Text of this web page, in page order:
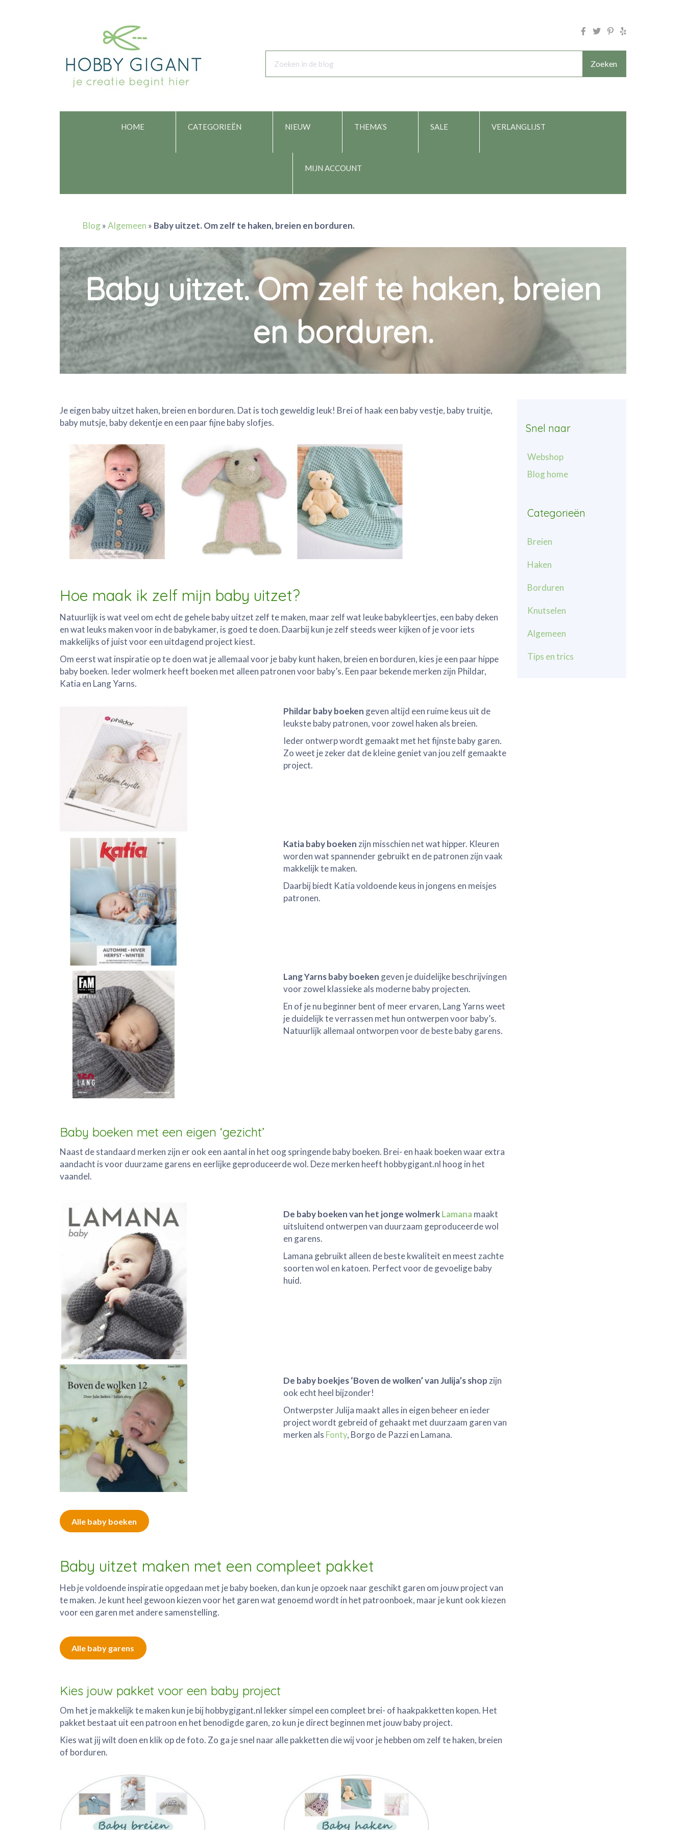
Zoeken
HOME CATEGORIEËN NIEUW THEMA’S SALE VERLANGLIJST
MIJN ACCOUNT
Blog»Algemeen » Baby uitzet. Om zelf te haken, breien en borduren.
Baby uitzet. Om zelf te haken, breien
en borduren.
Je eigen baby uitzet haken, breien en borduren. Dat is toch geweldig leuk! Brei of haak een baby vestje, baby truitje,
baby mutsje, baby dekentje en een paar fijne baby slofjes.
Hoe maak ik zelf mijn baby uitzet?
Natuurlijk is wat veel om echt de gehele baby uitzet zelf te maken, maar zelf wat leuke babykleertjes, een baby deken
en wat leuks maken voor in de babykamer, is goed te doen. Daarbij kun je zelf steeds weer kijken of je voor iets
makkelijks of juist voor een uitdagend project kiest.
Om eerst wat inspiratie op te doen wat je allemaal voor je baby kunt haken, breien en borduren, kies je een paar hippe
baby boeken. Ieder wolmerk heeft boeken met alleen patronen voor baby’s. Een paar bekende merken zijn Phildar,
Katia en Lang Yarns.
Phildar baby boeken geven altijd een ruime keus uit de
leukste baby patronen, voor zowel haken als breien.
Ieder ontwerp wordt gemaakt met het fijnste baby garen.
Zo weet je zeker dat de kleine geniet van jou zelf gemaakte
project.
Katia baby boeken zijn misschien net wat hipper. Kleuren
worden wat spannender gebruikt en de patronen zijn vaak
makkelijk te maken.
Daarbij biedt Katia voldoende keus in jongens en meisjes
patronen.
Lang Yarns baby boeken geven je duidelijke beschrijvingen
voor zowel klassieke als moderne baby projecten.
En of je nu beginner bent of meer ervaren, Lang Yarns weet
je duidelijk te verrassen met hun ontwerpen voor baby’s.
Natuurlijk allemaal ontworpen voor de beste baby garens.
Baby boeken met een eigen ‘gezicht’
Naast de standaard merken zijn er ook een aantal in het oog springende baby boeken. Brei- en haak boeken waar extra
aandacht is voor duurzame garens en eerlijke geproduceerde wol. Deze merken heeft hobbygigant.nl hoog in het
vaandel.
De baby boeken van het jonge wolmerkLamana maakt
uitsluitend ontwerpen van duurzaam geproduceerde wol
en garens.
Lamana gebruikt alleen de beste kwaliteit en meest zachte
soorten wol en katoen. Perfect voor de gevoelige baby
huid.
De baby boekjes ‘Boven de wolken’ van Julija’s shop zijn
ook echt heel bijzonder!
Ontwerpster Julija maakt alles in eigen beheer en ieder
project wordt gebreid of gehaakt met duurzaam garen van
merken als Fonty, Borgo de Pazzi en Lamana.
Alle baby boeken
Baby uitzet maken met een compleet pakket
Heb je voldoende inspiratie opgedaan met je baby boeken, dan kun je opzoek naar geschikt garen om jouw project van
te maken. Je kunt heel gewoon kiezen voor het garen wat genoemd wordt in het patroonboek, maar je kunt ook kiezen
voor een garen met andere samenstelling.
Alle baby garens
Kies jouw pakket voor een baby project
Om het je makkelijk te maken kun je bij hobbygigant.nl lekker simpel een compleet brei- of haakpakketten kopen. Het
pakket bestaat uit een patroon en het benodigde garen, zo kun je direct beginnen met jouw baby project.
Kies wat jij wilt doen en klik op de foto. Zo ga je snel naar alle pakketten die wij voor je hebben om zelf te haken, breien
of borduren.
Snel naar
Webshop
Blog home
Categorieën
Breien
Haken
Borduren
Knutselen
Algemeen
Tips en trics